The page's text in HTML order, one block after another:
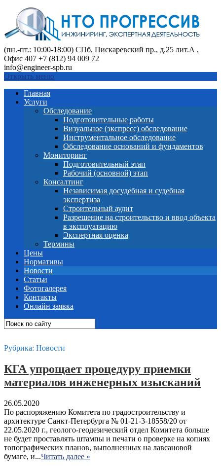
(пн.-пт.: 10:00-18:00) СПб, Пискаревский пр., д.25 лит.А ,
Офис 407 +7 (812) 94 009 72
info@engineer-spb.ru
Открыть меню
Главная
Услуги
Обследование
Подготовительные работы
Визуальное (экспресс) обследование
Инструментальное обследование
Обследование оснований и фундаментов
Мониторинг
Подготовительный этап
Рабочий (основной) этап
Консалтинг
Независимая досудебная и судебная
экспертиза
Строительный аудит
Разрешение на строительство и ввод объекта
в эксплуатацию
Экспертная оценка
Термины
Цены
Нормативы
Новости
Статьи
Фотогалерея
Контакты
Онлайн заявка
Рубрика: Новости
КГА упрощает процедуру приемки
материалов инженерных изысканий
26.05.2020
По распоряжению Комитета по градостроительству и
архитектуре Санкт-Петербурга № 01-21-3-18558/20 от
22.05.2020 г., геолого-геодезический отдел Комитета больше
не будет проставлять штампы и печати о проверке на копиях
топографических планов, выполненных на лавсановой
бумаге, и...Читать далее »